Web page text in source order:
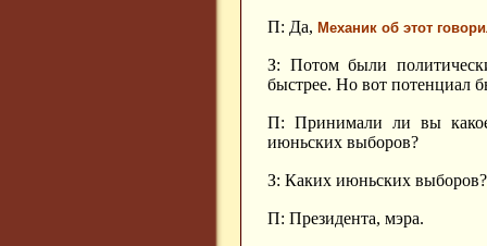
П: Да, Механик об этот
З: Потом были
быстрее. Но вот потенциал
П: Принимали ли вы
июньских выборов?
З: Каких июньских выборов?
П: Президента, мэра.